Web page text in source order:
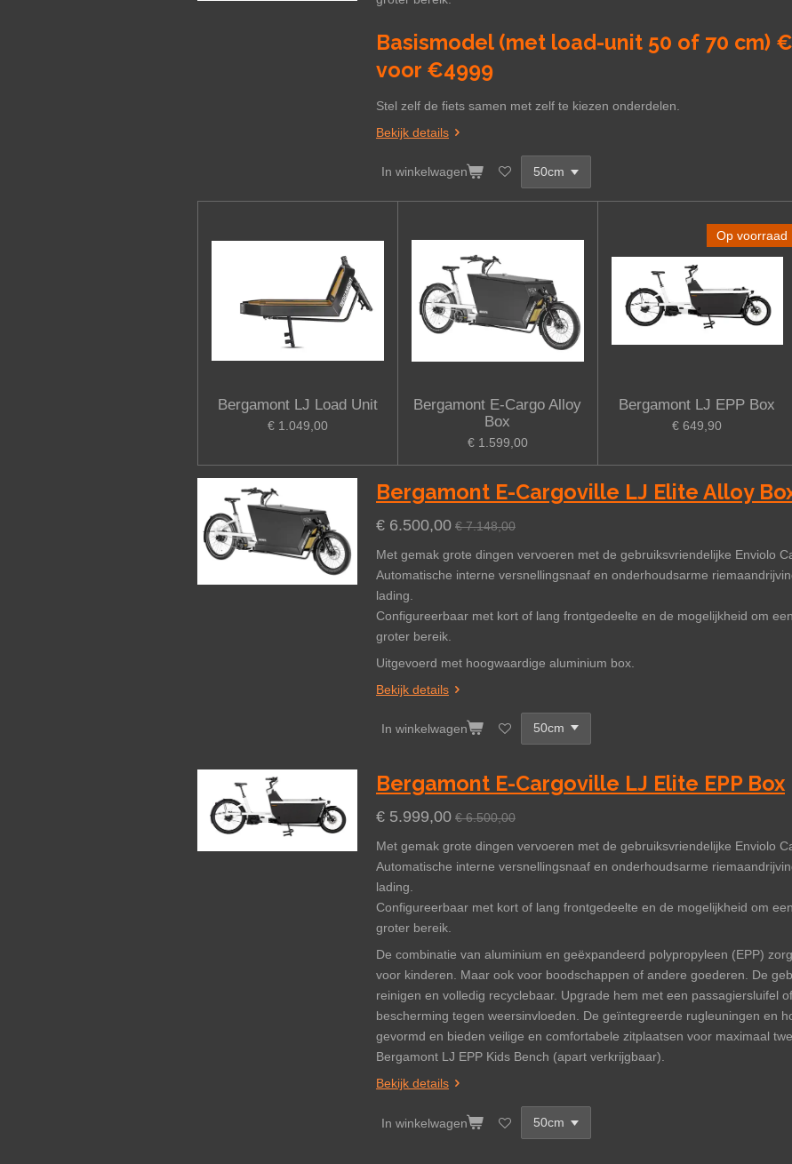
Basismodel (met load-unit 50 of 70 cm)
voor €4999
Stel zelf de fiets samen met zelf te kiezen onderdelen.
Bekijk details
In winkelwagen
Bergamont LJ Load Unit
€ 1.049,00
Bergamont E-Cargo Alloy
Box
€ 1.599,00
Op voorraad
Bergamont LJ EPP Box
€ 649,90
Bergamont E-Cargoville LJ Elite Alloy
€ 6.500,00 € 7.148,00
Met gemak grote dingen vervoeren met de gebruiksvriendelijke Enviolo
Automatische interne versnellingsnaaf en onderhoudsarme
lading.
Configureerbaar met kort of lang frontgedeelte en de mogelijkheid om
groter bereik.
Uitgevoerd met hoogwaardige aluminium box.
Bekijk details
In winkelwagen
Bergamont E-Cargoville LJ Elite EPP Box
€ 5.999,00 € 6.500,00
Met gemak grote dingen vervoeren met de gebruiksvriendelijke Enviolo
Automatische interne versnellingsnaaf en onderhoudsarme
lading.
Configureerbaar met kort of lang frontgedeelte en de mogelijkheid om
groter bereik.
De combinatie van aluminium en geëxpandeerd polypropyleen (EPP)
voor kinderen. Maar ook voor boodschappen of andere goederen. De
reinigen en volledig recyclebaar. Upgrade hem met een passagiersluifel
bescherming tegen weersinvloeden. De geïntegreerde rugleuningen en
gevormd en bieden veilige en comfortabele zitplaatsen voor maximaal
Bergamont LJ EPP Kids Bench (apart verkrijgbaar).
Bekijk details
In winkelwagen